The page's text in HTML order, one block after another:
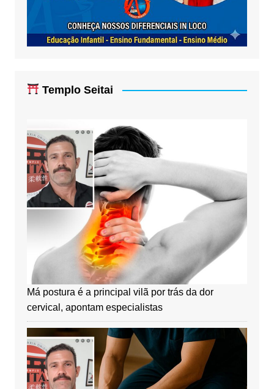
Templo Seitai
Má postura é a principal vilã por trás da dor
cervical, apontam especialistas